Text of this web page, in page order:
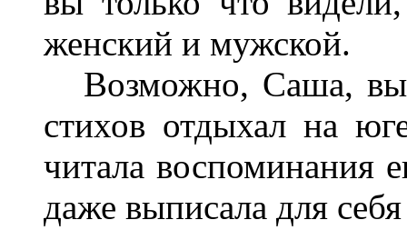
женский и мужской.
Возможно, Саша, вы
стихов отдыхал на
читала воспоминания
даже выписала для